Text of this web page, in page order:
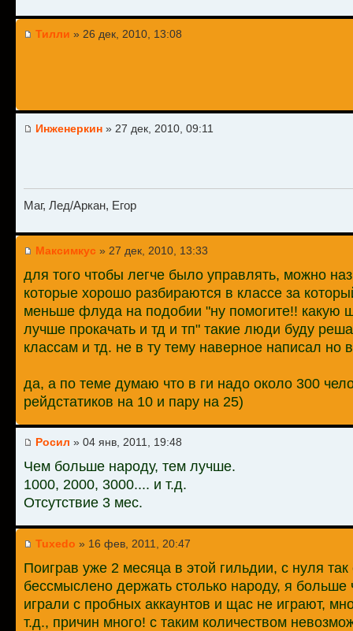
Тилли » 26 дек, 2010, 13:08
Инженеркин » 27 дек, 2010, 09:11
Маг, Лед/Аркан, Егор
Максимкус » 27 дек, 2010, 13:33
для того чтобы легче было управлять, можно
которые хорошо разбираются в классе за
меньше флуда на подобии "ну помогите!! какую
лучше прокачать и тд и тп" такие люди буду
классам и тд. не в ту тему наверное написал но
да, а по теме думаю что в ги надо около 300
рейдстатиков на 10 и пару на 25)
Росил » 04 янв, 2011, 19:48
Чем больше народу, тем лучше.
1000, 2000, 3000.... и т.д.
Отсутствие 3 мес.
Tuxedo » 16 фев, 2011, 20:47
Поиграв уже 2 месяца в этой гильдии, с нуля так
бессмыслено держать столько народу, я
играли с пробных аккаунтов и щас не играют,
т.д., причин много! с таким количеством